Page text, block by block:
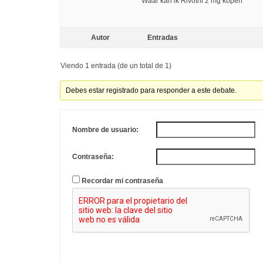
Autor Entradas
Viendo 1 entrada (de un total de 1)
Debes estar registrado para responder a este debate.
Nombre de usuario:
Contraseña:
Recordar mi contraseña